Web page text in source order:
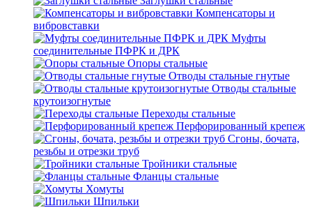
Компенсаторы и
вибровставки
Муфты
соединительные ПФРК и ДРК
Опоры стальные
Отводы стальные гнутые
Отводы стальные
крутоизогнутые
Переходы стальные
Перфорированный крепеж
Сгоны, бочата,
резьбы и отрезки труб
Тройники стальные
Фланцы стальные
Хомуты
Шпильки